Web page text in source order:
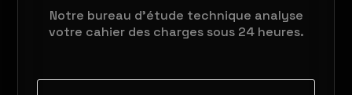
Notre bureau d'étude technique analyse
votre cahier des charges sous 24 heures.